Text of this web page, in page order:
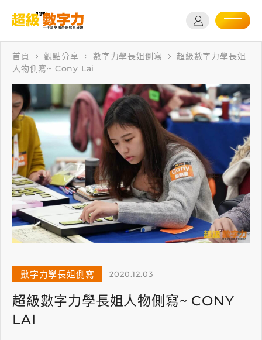
首頁 觀點分享 數字力學長姐側寫
超級數字力學長姐
人物側寫~ Cony Lai
數字力學長姐側寫 2020.12.03
超級數字力學長姐人物側寫~ CONY
LAI